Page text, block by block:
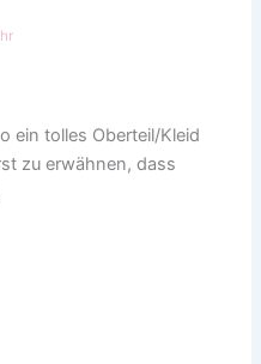
ein tolles Oberteil/Kleid
zu erwähnen, dass